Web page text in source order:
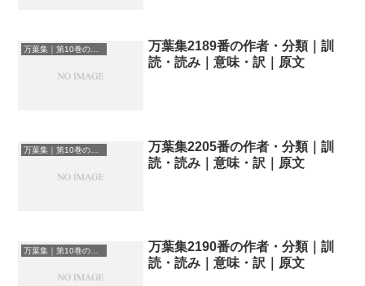
万葉集｜第10巻の和歌一覧
万葉集2189番の作者・分類｜訓
読・読み｜意味・訳｜原文
万葉集｜第10巻の和歌一覧
万葉集2205番の作者・分類｜訓
読・読み｜意味・訳｜原文
万葉集｜第10巻の和歌一覧
万葉集2190番の作者・分類｜訓
読・読み｜意味・訳｜原文